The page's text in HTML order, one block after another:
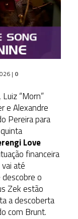
| 0
“Morn”
e Alexandre
Pereira para
Love
financeira
até
descobre o
Zek estão
a descoberta
com Brunt.